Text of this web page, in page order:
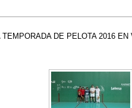
DE PELOTA 2016 EN